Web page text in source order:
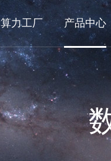
算力工厂 产品中心